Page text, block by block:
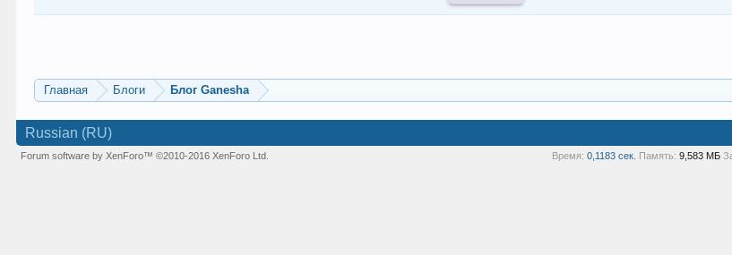
Главная Блоги Блог Ganesha
Russian (RU)
Forum software by XenForo™©2010-2016 XenForo Ltd. Время: 0,1183 сек. Память: 9,583 МБ